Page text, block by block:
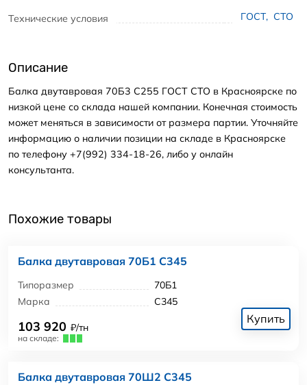
Технические условия ГОСТ, СТО
Описание
Балка двутавровая 70Б3 С255 ГОСТ СТО в Красноярске по
низкой цене со склада нашей компании. Конечная стоимость
может меняться в зависимости от размера партии. Уточняйте
информацию о наличии позиции на складе в Красноярске
по телефону +7(992) 334-18-26, либо у онлайн
консультанта.
Похожие товары
Балка двутавровая 70Б1 С345
Типоразмер
70Б1
Марка
С345
103 920 ₽/тн
на складе:
Купить
Балка двутавровая 70Ш2 С345